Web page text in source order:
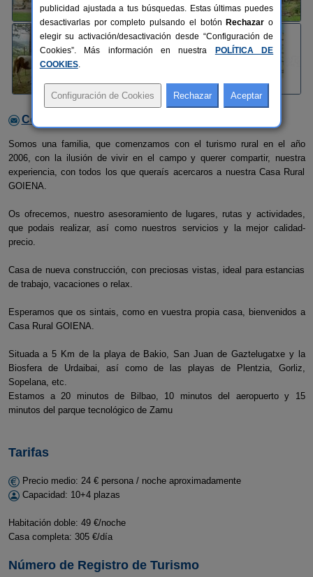
Contactar con el alojamiento
Somos una familia, que comenzamos con el turismo rural en el año
2006, con la ilusión de vivir en el campo y querer compartir, nuestra
experiencia, con todos los que queraís acercaros a nuestra Casa Rural
GOIENA.
Os ofrecemos, nuestro asesoramiento de lugares, rutas y actividades,
que podais realizar, así como nuestros servicios y la mejor calidad-
precio.
Casa de nueva construcción, con preciosas vistas, ideal para estancias
de trabajo, vacaciones o relax.
Esperamos que os sintais, como en vuestra propia casa, bienvenidos a
Casa Rural GOIENA.
Situada a 5 Km de la playa de Bakio, San Juan de Gaztelugatxe y la
Biosfera de Urdaibai, así como de las playas de Plentzia, Gorliz,
Sopelana, etc.
Estamos a 20 minutos de Bilbao, 10 minutos del aeropuerto y 15
minutos del parque tecnológico de Zamu
Tarifas
Precio medio: 24 € persona / noche aproximadamente
Capacidad: 10+4 plazas
Habitación doble: 49 €/noche
Casa completa: 305 €/día
Número de Registro de Turismo
publicidad ajustada a tus búsquedas. Estas últimas puedes
desactivarlas por completo pulsando el botón Rechazar o
elegir su activación/desactivación desde “Configuración de
Cookies”. Más información en nuestra
POLÍTICA DE
COOKIES.